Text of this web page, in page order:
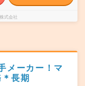
式会社
メーカー！マ
長期